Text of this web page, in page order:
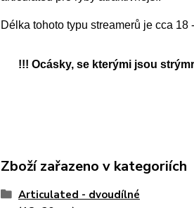
Délka tohoto typu streamerů je cca 18
!!! Ocásky, se kterými jsou
Zboží zařazeno v kategoriích
Articulated - dvoudílné